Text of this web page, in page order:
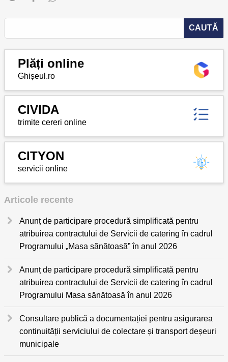
Plăți online
Ghișeul.ro
CIVIDA
trimite cereri online
CITYON
servicii online
Articole recente
Anunț de participare procedură simplificată pentru
atribuirea contractului de Servicii de catering în cadrul
Programului „Masa sănătoasă” în anul 2026
Anunț de participare procedură simplificată pentru
atribuirea contractului de Servicii de catering în cadrul
Programului Masa sănătoasă în anul 2026
Consultare publică a documentației pentru asigurarea
continuității serviciului de colectare și transport deșeuri
municipale